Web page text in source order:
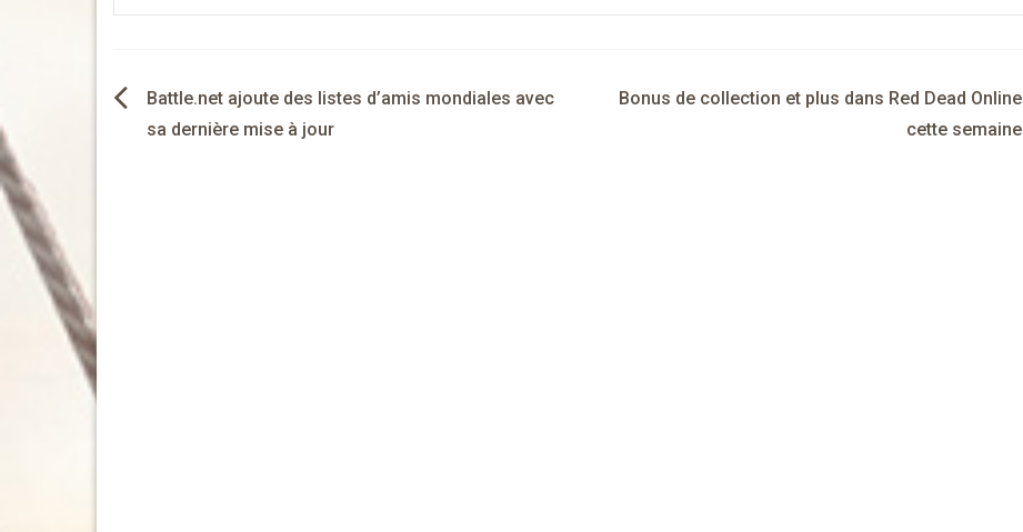
Navigation
de
Battle.net ajoute des listes d’amis mondiales avec
sa dernière mise à jour
Bonus de collection et plus dans Red Dead Online
cette semaine